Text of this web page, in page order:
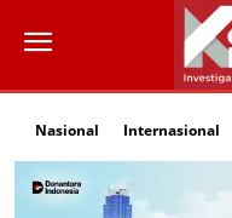
Nasional Internasional